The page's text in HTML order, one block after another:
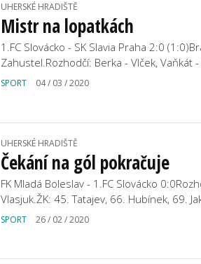
UHERSKÉ HRADIŠTĚ
Mistr na lopatkách
1.FC Slovácko - SK Slavia Praha 2:0
Zahustel.Rozhodčí: Berka - Vlček, Vaňkát
SPORT 04 / 03 / 2020
UHERSKÉ HRADIŠTĚ
Čekání na gól pokračuje
FK Mladá Boleslav - 1.FC Slovácko
Vlasjuk.ŽK: 45. Tatajev, 66. Hubínek, 69.
SPORT 26 / 02 / 2020